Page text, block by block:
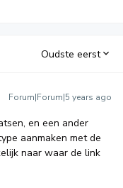
Oudste eerst
Forum|Forum|5 years ago
en een ander
aanmaken met de
naar waar de link